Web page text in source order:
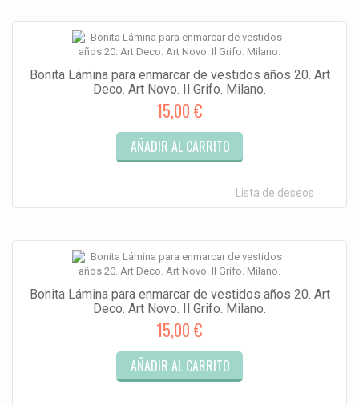
Bonita Lámina para enmarcar de vestidos años 20. Art
Deco. Art Novo. Il Grifo. Milano.
15,00 €
AÑADIR AL CARRITO
Lista de deseos
Bonita Lámina para enmarcar de vestidos años 20. Art
Deco. Art Novo. Il Grifo. Milano.
15,00 €
AÑADIR AL CARRITO